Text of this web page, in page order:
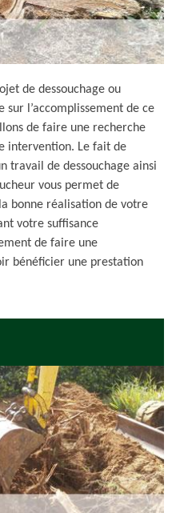
de dessouchage ou
l’accomplissement de ce
de faire une recherche
intervention. Le fait de
travail de dessouchage ainsi
vous permet de
bonne réalisation de votre
votre suffisance
de faire une
bénéficier une prestation